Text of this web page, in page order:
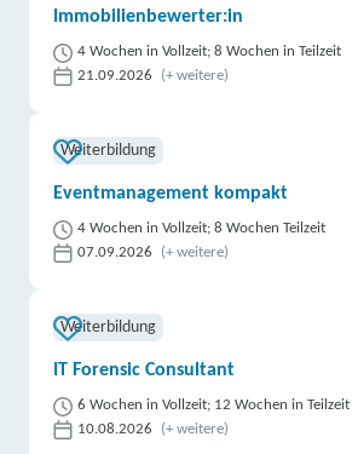
Immobilienbewerter:in
4 Wochen in Vollzeit; 8 Wochen in Teilzeit
21.09.2026
(+ weitere)
Weiterbildung
Eventmanagement kompakt
4 Wochen in Vollzeit; 8 Wochen Teilzeit
07.09.2026
(+ weitere)
Weiterbildung
IT Forensic Consultant
6 Wochen in Vollzeit; 12 Wochen in Teilzeit
10.08.2026
(+ weitere)